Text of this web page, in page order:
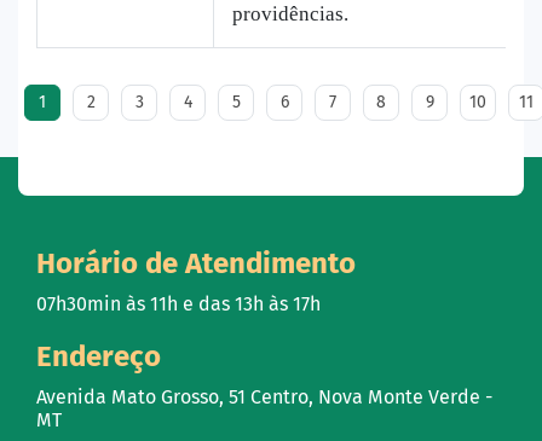
providências.
1 2 3 4 5 6 7 8 9 10 11
Horário de Atendimento
07h30min às 11h e das 13h às 17h
Endereço
Avenida Mato Grosso, 51 Centro, Nova Monte Verde -
MT